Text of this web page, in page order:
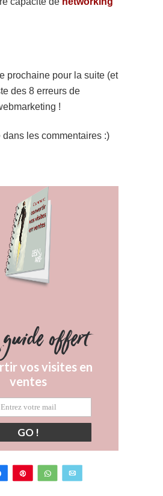
prochaine pour la suite (et
des 8 erreurs de
!
dans les commentaires :)
guide offert
vos visites en
ventes
GO !
Partagez Épingle WhatsApp